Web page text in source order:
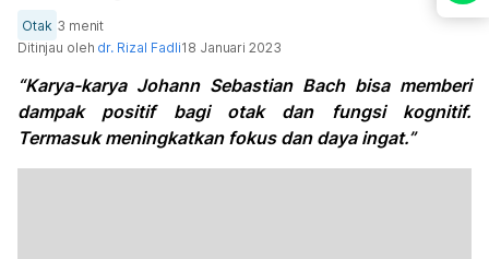
Otak 3 menit
Ditinjau oleh dr. Rizal Fadli18 Januari 2023
“Karya-karya Johann Sebastian Bach bisa memberi
dampak positif bagi otak dan fungsi kognitif.
Termasuk meningkatkan fokus dan daya ingat.”